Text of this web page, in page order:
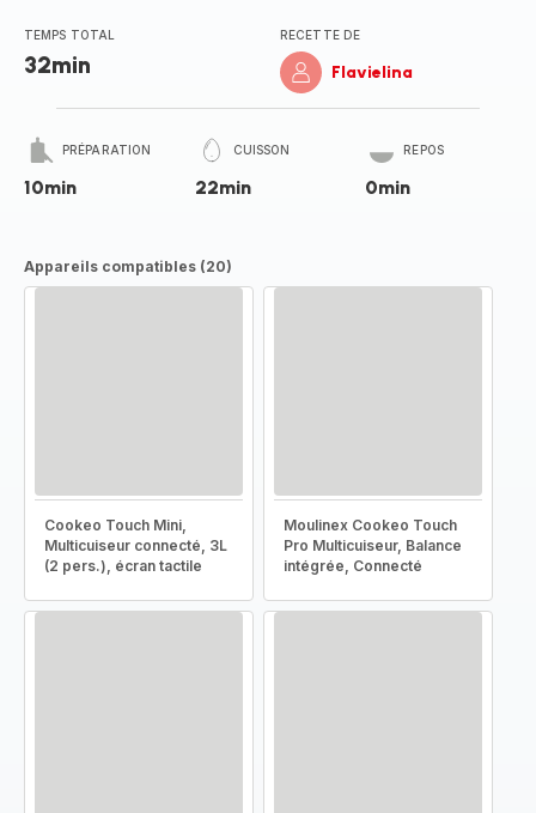
TEMPS TOTAL
32min
RECETTE DE
Flavielina
PRÉPARATION
10min
CUISSON
22min
REPOS
0min
Appareils compatibles (20)
Cookeo Touch Mini,
Multicuiseur connecté, 3L
(2 pers.), écran tactile
Moulinex Cookeo Touch
Pro Multicuiseur, Balance
intégrée, Connecté